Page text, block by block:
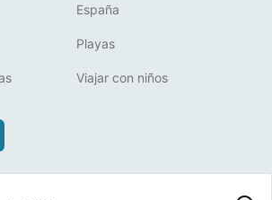
España
Playas
Viajar con niños